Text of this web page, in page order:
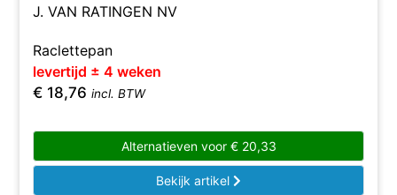
J. VAN RATINGEN NV
Raclettepan
levertijd ± 4 weken
€ 18,76 incl. BTW
Alternatieven voor €20,33
Bekijk artikel